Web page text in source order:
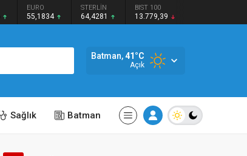
EURO
55,1834
STERLİN
64,4281
BIST 100
13.779,39
Batman,41°C
Açık
Sağlık Batman